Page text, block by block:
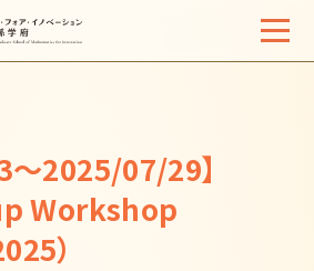
～2025/07/29】
Workshop
）